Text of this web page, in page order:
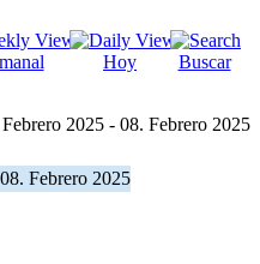
Hoy Buscar
2025 - 08. Febrero 2025
Febrero 2025